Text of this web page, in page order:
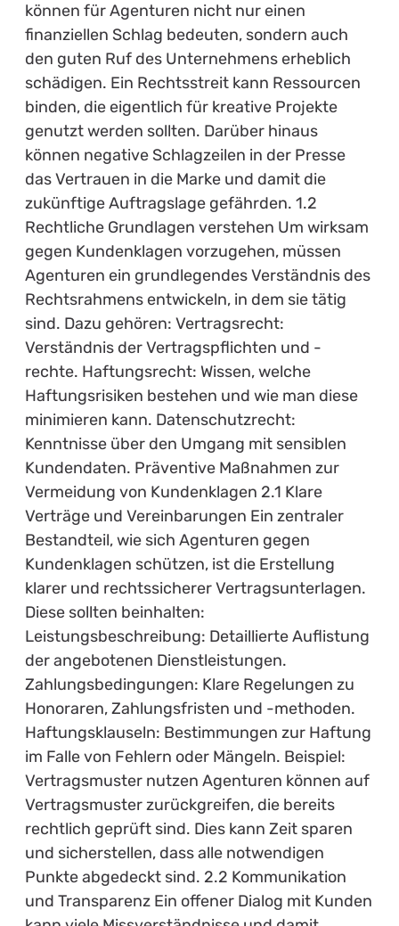
können für Agenturen nicht nur einen
finanziellen Schlag bedeuten, sondern auch
den guten Ruf des Unternehmens erheblich
schädigen. Ein Rechtsstreit kann Ressourcen
binden, die eigentlich für kreative Projekte
genutzt werden sollten. Darüber hinaus
können negative Schlagzeilen in der Presse
das Vertrauen in die Marke und damit die
zukünftige Auftragslage gefährden. 1.2
Rechtliche Grundlagen verstehen Um wirksam
gegen Kundenklagen vorzugehen, müssen
Agenturen ein grundlegendes Verständnis des
Rechtsrahmens entwickeln, in dem sie tätig
sind. Dazu gehören: Vertragsrecht:
Verständnis der Vertragspflichten und -
rechte. Haftungsrecht: Wissen, welche
Haftungsrisiken bestehen und wie man diese
minimieren kann. Datenschutzrecht:
Kenntnisse über den Umgang mit sensiblen
Kundendaten. Präventive Maßnahmen zur
Vermeidung von Kundenklagen 2.1 Klare
Verträge und Vereinbarungen Ein zentraler
Bestandteil, wie sich Agenturen gegen
Kundenklagen schützen, ist die Erstellung
klarer und rechtssicherer Vertragsunterlagen.
Diese sollten beinhalten:
Leistungsbeschreibung: Detaillierte Auflistung
der angebotenen Dienstleistungen.
Zahlungsbedingungen: Klare Regelungen zu
Honoraren, Zahlungsfristen und -methoden.
Haftungsklauseln: Bestimmungen zur Haftung
im Falle von Fehlern oder Mängeln. Beispiel:
Vertragsmuster nutzen Agenturen können auf
Vertragsmuster zurückgreifen, die bereits
rechtlich geprüft sind. Dies kann Zeit sparen
und sicherstellen, dass alle notwendigen
Punkte abgedeckt sind. 2.2 Kommunikation
und Transparenz Ein offener Dialog mit Kunden